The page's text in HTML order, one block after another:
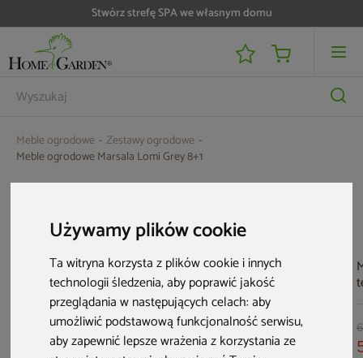
Używamy plików cookie
Ta witryna korzysta z plików cookie i innych
technologii śledzenia, aby poprawić jakość
przeglądania w następujących celach:aby
umożliwić podstawową funkcjonalność serwisu,
aby zapewnić lepsze wrażenia z korzystania ze
Stwórz strefę SPA we własnym domu
Do 25 000 zł zwrotu na kartę i raty RRSO 0%
Meble ogrodowe
Zestawy ogrodowe
Meble ogrodowe Marsala Lomi Grey 8+1